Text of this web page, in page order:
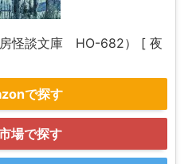
怪談文庫 HO-682） [ 夜
で探す
場で探す